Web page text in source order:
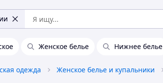
Женское белье Нижнее белье
одежда Женское белье и купальники